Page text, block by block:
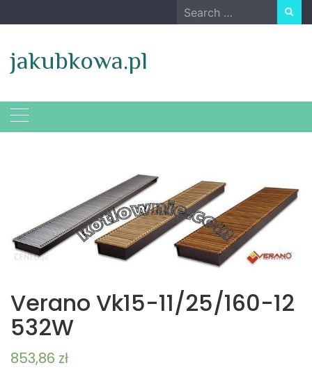
to
Search
for:
jakubkowa.pl
Verano Vk15-11/25/160-12
532W
853,86 zł